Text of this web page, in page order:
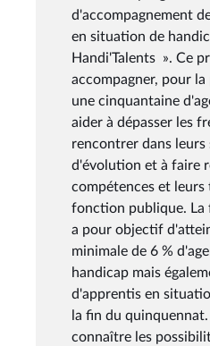
d'accompagnement
en situation de
Handi'Talents ». Ce
accompagner, pour la
une cinquantaine
aider à dépasser les
rencontrer dans leurs
d'évolution et à faire
compétences et leurs
fonction publique.
a pour objectif
minimale de 6 %
handicap mais
d'apprentis en
la fin du
connaître les